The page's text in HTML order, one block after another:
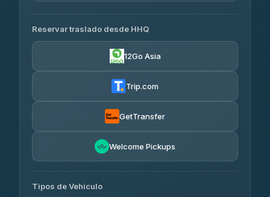
4.18 (778)
Freedom Tour Taxi Service
4.88(57)
฿2,875-฿4,025
Kim Transfers Thailand
Reservar traslado desde HHQ
12Go Asia
Trip.com
GetTransfer
Welcome Pickups
Tipos de Vehículo